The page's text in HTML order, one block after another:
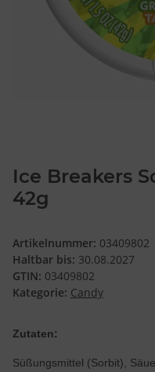
Ice Breakers
42g
Artikelnummer: 03409802
Haltbar bis: 30.08.2027
GTIN: 03409802
Kategorie: Candy
Zutaten:
Süßungsmittel (Sorbit),